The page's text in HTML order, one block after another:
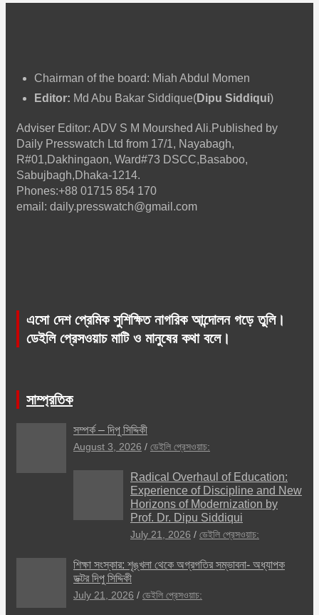
Chairman of the board: Miah Abdul Momen
Editor: Md Abu Bakar Siddique(Dipu Siddiqui)
Adviser Editor: ADV S M Mourshed Ali.Published by
Daily Presswatch Ltd from 17/1, Nayabagh,
R#01,Dakhingaon, Ward#73 DSCC,Basaboo,
Sabujbagh,Dhaka-1214.
Phones:+88 01715 854 170
email: daily.presswatch@gmail.com
এসো দেশ প্রেমিক সুশিক্ষিত নাগরিক আন্দোলন গড়ে তুলি।
ডেইলি প্রেসওয়াচ মাটি ও মানুষের কথা বলে।
সাম্প্রতিক
সম্পর্ক – দিপু সিদ্দিকী
August 3, 2026 ডেইলি প্রেসওয়াচ:
Radical Overhaul of Education:
Experience of Discipline and New
Horizons of Modernization by
Prof. Dr. Dipu Siddiqui
July 21, 2026 ডেইলি প্রেসওয়াচ:
শিক্ষা সংস্কার: শৃঙ্খলা থেকে অগ্রগতির সম্ভাবনা- অধ্যাপক
ডক্টর দিপু সিদ্দিকী
July 21, 2026 ডেইলি প্রেসওয়াচ: